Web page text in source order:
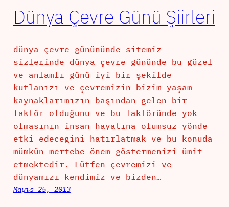
Dünya Çevre Günü Şiirleri
dünya çevre günününde sitemiz
sizlerinde dünya çevre gününde bu güzel
ve anlamlı günü iyi bir şekilde
kutlanızı ve çevremizin bizim yaşam
kaynaklarımızın başından gelen bir
faktör olduğunu ve bu faktöründe yok
olmasının insan hayatına olumsuz yönde
etki edecegini hatırlatmak ve bu konuda
mümkün mertebe önem göstermenizi ümit
etmektedir. Lütfen çevremizi ve
dünyamızı kendimiz ve bizden…
Mayıs 25, 2013